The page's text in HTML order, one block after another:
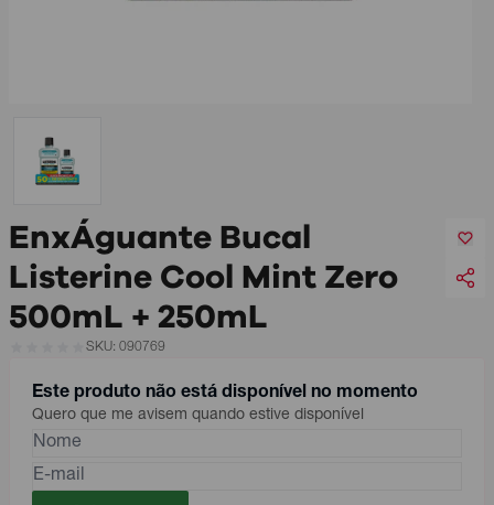
EnxÁguante Bucal
Listerine Cool Mint Zero
500mL + 250mL
SKU: 090769
Este produto não está disponível no momento
Quero que me avisem quando estive disponível